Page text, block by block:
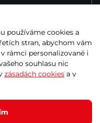
Kariéra
vyhrazena
povinen vystavit
používáme cookies a
stran, abychom vám
rámci personalizované i
souhlasu nic
zásadách cookies a v